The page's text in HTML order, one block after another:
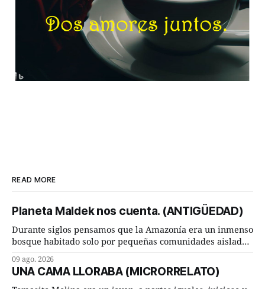
READ MORE
Planeta Maldek nos cuenta. (ANTIGÜEDAD)
Durante siglos pensamos que la Amazonía era un inmenso
bosque habitado solo por pequeñas comunidades aisladas.
incompleta. Un equipo internacional de arqueólogos,
liderado por el investigador finlandés Martti Pärssinen,
09 ago. 2026
UNA CAMA LLORABA (MICRORRELATO)